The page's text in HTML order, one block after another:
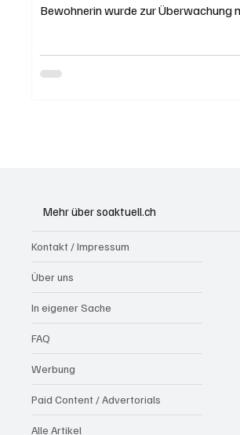
Bewohnerin wurde zur Überwachung
Mehr über soaktuell.ch
Kontakt / Impressum
Über uns
In eigener Sache
FAQ
Werbung
Paid Content / Advertorials
Alle Artikel